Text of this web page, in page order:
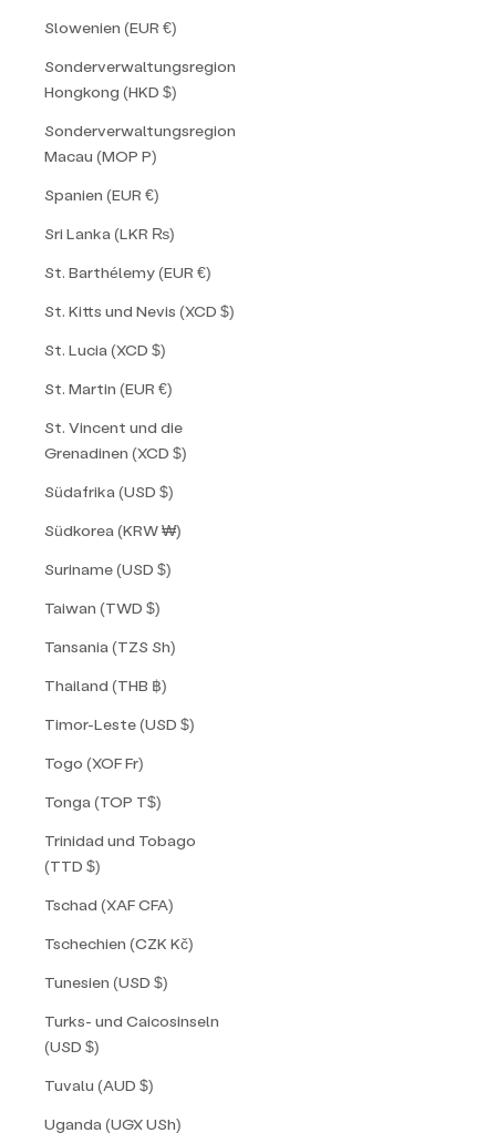
Slowenien (EUR €)
Sonderverwaltungsregion
Hongkong (HKD $)
Sonderverwaltungsregion
Macau (MOP P)
Spanien (EUR €)
Sri Lanka (LKR ₨)
St. Barthélemy (EUR €)
St. Kitts und Nevis (XCD $)
St. Lucia (XCD $)
St. Martin (EUR €)
St. Vincent und die
Grenadinen (XCD $)
Südafrika (USD $)
Südkorea (KRW ₩)
Suriname (USD $)
Taiwan (TWD $)
Tansania (TZS Sh)
Thailand (THB ฿)
Timor-Leste (USD $)
Togo (XOF Fr)
Tonga (TOP T$)
Trinidad und Tobago
(TTD $)
Tschad (XAF CFA)
Tschechien (CZK Kč)
Tunesien (USD $)
Turks- und Caicosinseln
(USD $)
Tuvalu (AUD $)
Uganda (UGX USh)